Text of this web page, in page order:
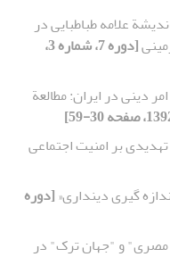
علامه طباطبایی در
[دوره 7، شماره 3،
دینی در ایران: مطالعة
بر امنیت اجتماعی
گیری دینداری«[دوره
مصری" و "جهان ترک" در